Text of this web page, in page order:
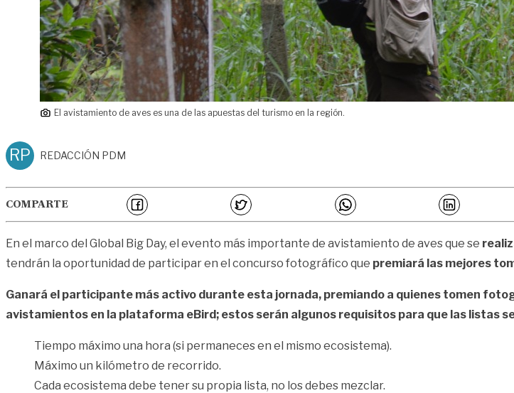
El avistamiento de aves es una de las apuestas del turismo en la región.
RP REDACCIÓN PDM
COMPARTE
En el marco del Global Big Day, el evento más importante de avistamiento de aves que se
tendrán la oportunidad de participar en el concurso fotográfico que premiará las mejores
Ganará el participante más activo durante esta jornada, premiando a quienes tomen
avistamientos en la plataforma eBird; estos serán algunos requisitos para que las listas
Tiempo máximo una hora (si permaneces en el mismo ecosistema).
Máximo un kilómetro de recorrido.
Cada ecosistema debe tener su propia lista, no los debes mezclar.